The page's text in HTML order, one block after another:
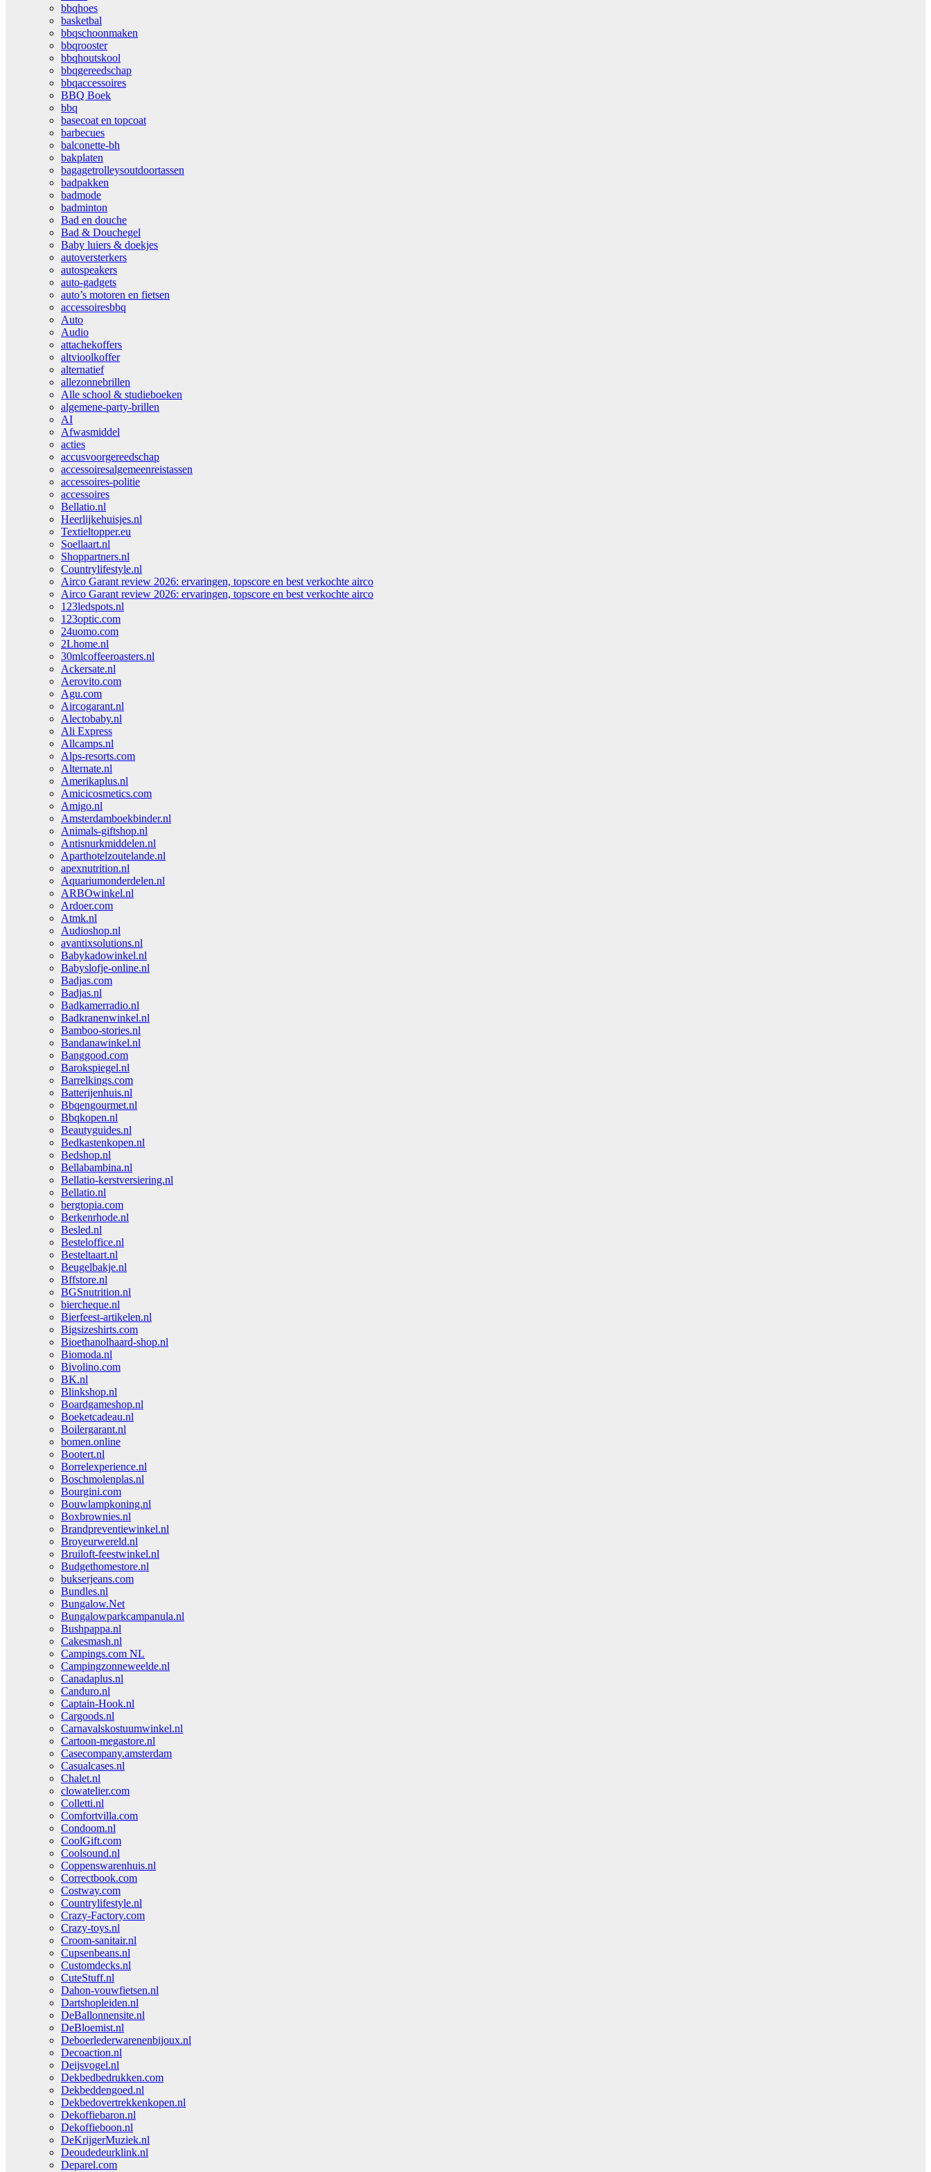
bbqhoes
basketbal
bbqschoonmaken
bbqrooster
bbqhoutskool
bbqgereedschap
bbqaccessoires
BBQ Boek
bbq
basecoat en topcoat
barbecues
balconette-bh
bakplaten
bagagetrolleysoutdoortassen
badpakken
badmode
badminton
Bad en douche
Bad & Douchegel
Baby luiers & doekjes
autoversterkers
autospeakers
auto-gadgets
auto’s motoren en fietsen
accessoiresbbq
Auto
Audio
attachekoffers
altvioolkoffer
alternatief
allezonnebrillen
Alle school & studieboeken
algemene-party-brillen
AI
Afwasmiddel
acties
accusvoorgereedschap
accessoiresalgemeenreistassen
accessoires-politie
accessoires
Bellatio.nl
Heerlijkehuisjes.nl
Textieltopper.eu
Soellaart.nl
Shoppartners.nl
Countrylifestyle.nl
Airco Garant review 2026: ervaringen, topscore en best verkochte airco
Airco Garant review 2026: ervaringen, topscore en best verkochte airco
123ledspots.nl
123optic.com
24uomo.com
2Lhome.nl
30mlcoffeeroasters.nl
Ackersate.nl
Aerovito.com
Agu.com
Aircogarant.nl
Alectobaby.nl
Ali Express
Allcamps.nl
Alps-resorts.com
Alternate.nl
Amerikaplus.nl
Amicicosmetics.com
Amigo.nl
Amsterdamboekbinder.nl
Animals-giftshop.nl
Antisnurkmiddelen.nl
Aparthotelzoutelande.nl
apexnutrition.nl
Aquariumonderdelen.nl
ARBOwinkel.nl
Ardoer.com
Atmk.nl
Audioshop.nl
avantixsolutions.nl
Babykadowinkel.nl
Babyslofje-online.nl
Badjas.com
Badjas.nl
Badkamerradio.nl
Badkranenwinkel.nl
Bamboo-stories.nl
Bandanawinkel.nl
Banggood.com
Barokspiegel.nl
Barrelkings.com
Batterijenhuis.nl
Bbqengourmet.nl
Bbqkopen.nl
Beautyguides.nl
Bedkastenkopen.nl
Bedshop.nl
Bellabambina.nl
Bellatio-kerstversiering.nl
Bellatio.nl
bergtopia.com
Berkenrhode.nl
Besled.nl
Besteloffice.nl
Besteltaart.nl
Beugelbakje.nl
Bffstore.nl
BGSnutrition.nl
biercheque.nl
Bierfeest-artikelen.nl
Bigsizeshirts.com
Bioethanolhaard-shop.nl
Biomoda.nl
Bivolino.com
BK.nl
Blinkshop.nl
Boardgameshop.nl
Boeketcadeau.nl
Boilergarant.nl
bomen.online
Bootert.nl
Borrelexperience.nl
Boschmolenplas.nl
Bourgini.com
Bouwlampkoning.nl
Boxbrownies.nl
Brandpreventiewinkel.nl
Broyeurwereld.nl
Bruiloft-feestwinkel.nl
Budgethomestore.nl
bukserjeans.com
Bundles.nl
Bungalow.Net
Bungalowparkcampanula.nl
Bushpappa.nl
Cakesmash.nl
Campings.com NL
Campingzonneweelde.nl
Canadaplus.nl
Canduro.nl
Captain-Hook.nl
Cargoods.nl
Carnavalskostuumwinkel.nl
Cartoon-megastore.nl
Casecompany.amsterdam
Casualcases.nl
Chalet.nl
clowatelier.com
Colletti.nl
Comfortvilla.com
Condoom.nl
CoolGift.com
Coolsound.nl
Coppenswarenhuis.nl
Correctbook.com
Costway.com
Countrylifestyle.nl
Crazy-Factory.com
Crazy-toys.nl
Croom-sanitair.nl
Cupsenbeans.nl
Customdecks.nl
CuteStuff.nl
Dahon-vouwfietsen.nl
Dartshopleiden.nl
DeBallonnensite.nl
DeBloemist.nl
Deboerlederwarenenbijoux.nl
Decoaction.nl
Deijsvogel.nl
Dekbedbedrukken.com
Dekbeddengoed.nl
Dekbedovertrekkenkopen.nl
Dekoffiebaron.nl
Dekoffieboon.nl
DeKrijgerMuziek.nl
Deoudedeurklink.nl
Deparel.com